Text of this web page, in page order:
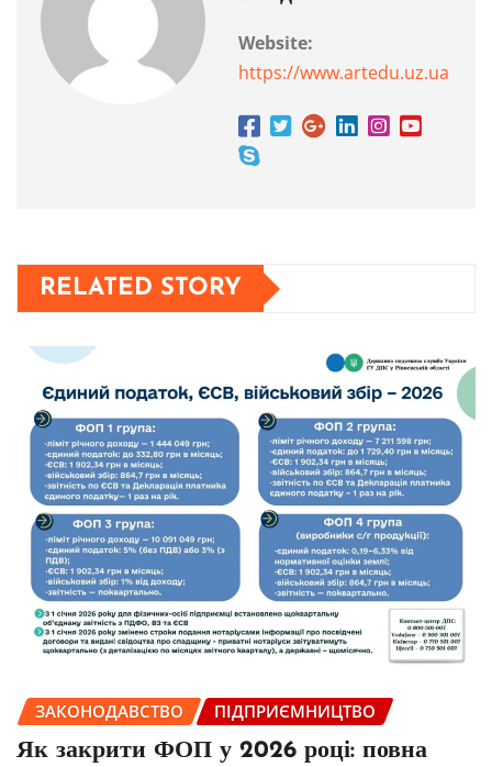
Website:
https://www.artedu.uz.ua
RELATED STORY
ЗАКОНОДАВСТВО ПІДПРИЄМНИЦТВО
Як закрити ФОП у 2026 році: повна